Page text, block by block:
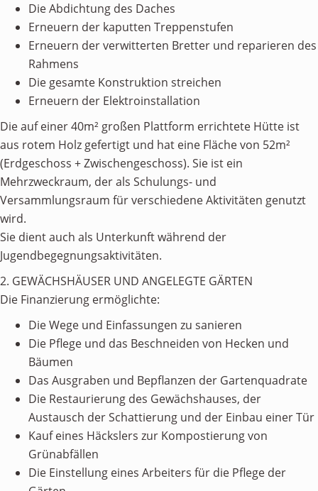
Die Abdichtung des Daches
Erneuern der kaputten Treppenstufen
Erneuern der verwitterten Bretter und reparieren des
Rahmens
Die gesamte Konstruktion streichen
Erneuern der Elektroinstallation
Die auf einer 40m² großen Plattform errichtete Hütte ist
aus rotem Holz gefertigt und hat eine Fläche von 52m²
(Erdgeschoss + Zwischengeschoss). Sie ist ein
Mehrzweckraum, der als Schulungs- und
Versammlungsraum für verschiedene Aktivitäten genutzt
wird.
Sie dient auch als Unterkunft während der
Jugendbegegnungsaktivitäten.
2. GEWÄCHSHÄUSER UND ANGELEGTE GÄRTEN
Die Finanzierung ermöglichte:
Die Wege und Einfassungen zu sanieren
Die Pflege und das Beschneiden von Hecken und
Bäumen
Das Ausgraben und Bepflanzen der Gartenquadrate
Die Restaurierung des Gewächshauses, der
Austausch der Schattierung und der Einbau einer Tür
Kauf eines Häckslers zur Kompostierung von
Grünabfällen
Die Einstellung eines Arbeiters für die Pflege der